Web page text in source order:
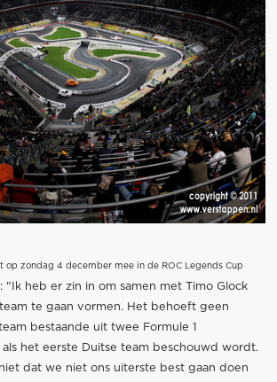
op zondag 4 december mee in de ROC Legends Cup
"Ik heb er zin in om samen met Timo Glock
te gaan vormen. Het behoeft geen
bestaande uit twee Formule 1
het eerste Duitse team beschouwd wordt.
dat we niet ons uiterste best gaan doen